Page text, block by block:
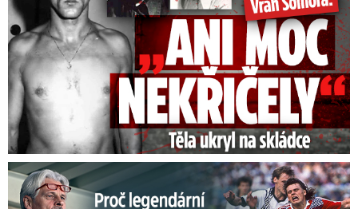
Proč Skuhravý zbankrotoval? Prasklo, kde dluží miliony!